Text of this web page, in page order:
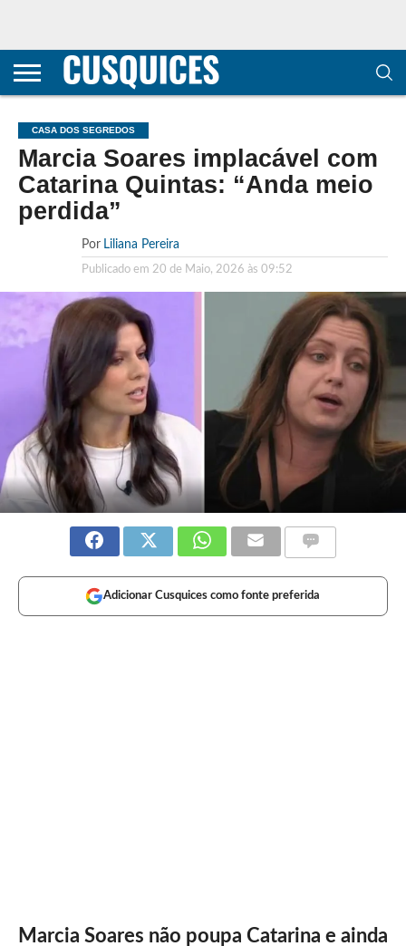
CONTACTOS
HOME
POLÍTICA DE
E COOKIES
SOBRE
TERMOS E
TRANSPARÊNCIA
METODOLOGIA
CASA DOS SEGREDOS
Marcia Soares implacável com
Catarina Quintas: “Anda meio
perdida”
Por Liliana Pereira
Publicado em 20 de Maio, 2026 às 09:52
Adicionar Cusquices como fonte preferida
Marcia Soares não poupa Catarina e ainda